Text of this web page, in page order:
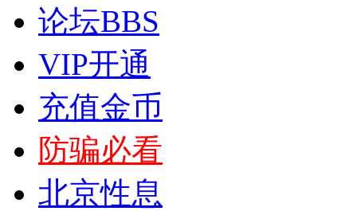
论坛BBS
VIP开通
充值金币
防骗必看
北京性息